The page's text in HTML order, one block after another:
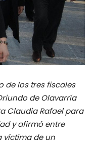
de los tres fiscales
de Olavarría
Claudia Rafael para
y afirmó entre
víctima de un